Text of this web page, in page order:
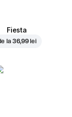
Fiesta
la 36,99 lei